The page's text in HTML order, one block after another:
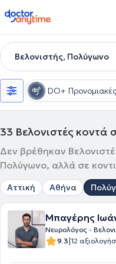
doctoranytime
Βελονιστής, Πολύγωνο
DO+
33 Βελονιστές
Δεν βρέθηκαν
Πολύγωνο, αλλά σε
Αττική Αθήνα
Μπαγέρης
Νευρολόγος -
9.3|12